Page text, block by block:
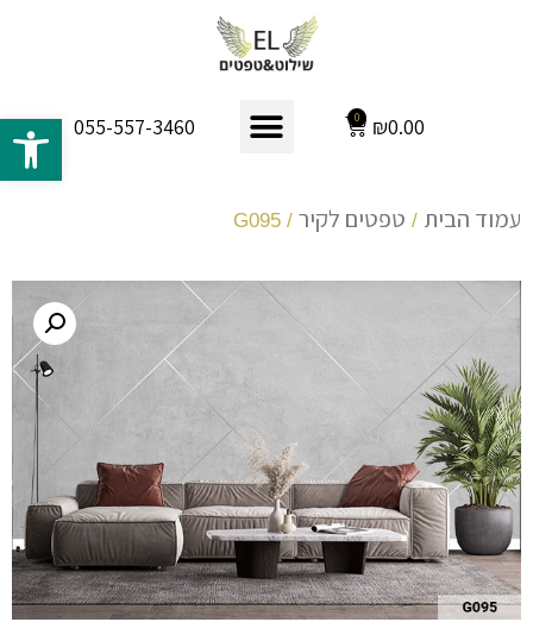
₪0.00
0
055-557-3460
עמוד הבית / טפטים לקיר / G095